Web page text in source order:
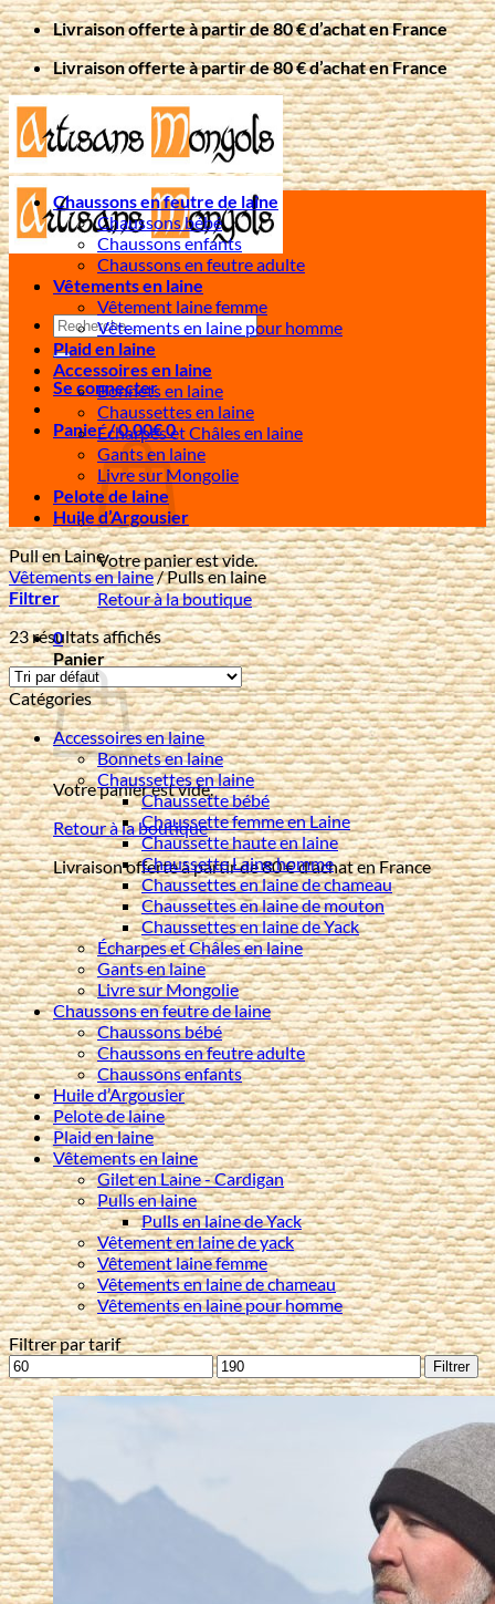
Passer
au
contenu
Livraison offerte à partir de 80 € d’achat en France
Livraison offerte à partir de 80 € d’achat en France
Recherche
pour :
Se connecter
Panier /0,00€0
Votre panier est vide.
Retour à la boutique
0
Panier
Votre panier est vide.
Retour à la boutique
Livraison offerte à partir de 80 € d'achat en France
Chaussons en feutre de laine
Chaussons bébé
Chaussons enfants
Chaussons en feutre adulte
Vêtements en laine
Vêtement laine femme
Vêtements en laine pour homme
Plaid en laine
Accessoires en laine
Bonnets en laine
Chaussettes en laine
Écharpes et Châles en laine
Gants en laine
Livre sur Mongolie
Pelote de laine
Huile d’Argousier
Pull en Laine
Vêtements en laine/Pulls en laine
Filtrer
23 résultats affichés
Catégories
Accessoires en laine
Bonnets en laine
Chaussettes en laine
Chaussette bébé
Chaussette femme en Laine
Chaussette haute en laine
Chaussette Laine homme
Chaussettes en laine de chameau
Chaussettes en laine de mouton
Chaussettes en laine de Yack
Écharpes et Châles en laine
Gants en laine
Livre sur Mongolie
Chaussons en feutre de laine
Chaussons bébé
Chaussons en feutre adulte
Chaussons enfants
Huile d’Argousier
Pelote de laine
Plaid en laine
Vêtements en laine
Gilet en Laine - Cardigan
Pulls en laine
Pulls en laine de Yack
Vêtement en laine de yack
Vêtement laine femme
Vêtements en laine de chameau
Vêtements en laine pour homme
Filtrer par tarif
Prix
min
Prix
max
Filtrer